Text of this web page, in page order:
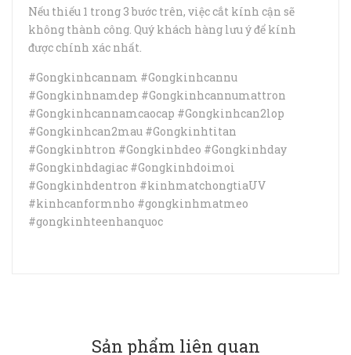
Nếu thiếu 1 trong 3 bước trên, việc cắt kính cận sẽ
không thành công. Quý khách hàng lưu ý để kính
được chính xác nhất.
#Gongkinhcannam #Gongkinhcannu
#Gongkinhnamdep #Gongkinhcannumattron
#Gongkinhcannamcaocap #Gongkinhcan2lop
#Gongkinhcan2mau #Gongkinhtitan
#Gongkinhtron #Gongkinhdeo #Gongkinhday
#Gongkinhdagiac #Gongkinhdoimoi
#Gongkinhdentron #kinhmatchongtiaUV
#kinhcanformnho #gongkinhmatmeo
#gongkinhteenhanquoc
Sản phẩm liên quan